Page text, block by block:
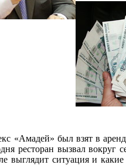
«Амадей» был взят в
ресторан вызвал
выглядит ситуация и